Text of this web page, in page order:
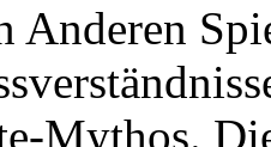
Anderen
Mythos.